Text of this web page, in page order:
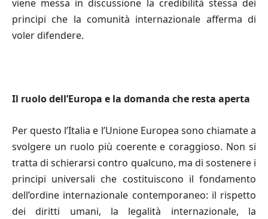
viene messa in discussione la credibilità stessa dei
principi che la comunità internazionale afferma di
voler difendere.
Il ruolo dell’Europa e la domanda che resta aperta
Per questo l’Italia e l’Unione Europea sono chiamate a
svolgere un ruolo più coerente e coraggioso. Non si
tratta di schierarsi contro qualcuno, ma di sostenere i
principi universali che costituiscono il fondamento
dell’ordine internazionale contemporaneo: il rispetto
dei diritti umani, la legalità internazionale, la